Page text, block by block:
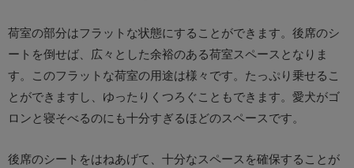
荷室の部分はフラットな状態にすることができます。後席のシ
ートを倒せば、広々とした余裕のある荷室スペースとなりま
す。このフラットな荷室の用途は様々です。たっぷり乗せるこ
とができますし、ゆったりくつろぐこともできます。愛犬がゴ
ロンと寝そべるのにも十分すぎるほどのスペースです。
後席のシートをはねあげて、十分なスペースを確保することが